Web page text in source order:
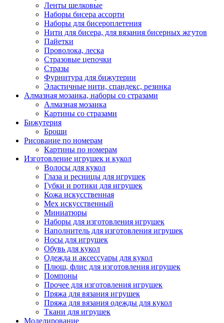
Ленты шелковые
Наборы бисера ассорти
Наборы для бисероплетения
Нити для бисера, для вязания бисерных жгутов
Пайетки
Проволока, леска
Стразовые цепочки
Стразы
Фурнитура для бижутерии
Эластичные нити, спандекс, резинка
Алмазная мозаика, наборы со стразами
Алмазная мозаика
Картины co стразами
Бижутерия
Броши
Рисование по номерам
Картины по номерам
Изготовление игрушек и кукол
Волосы для кукол
Глаза и ресницы для игрушек
Губки и ротики для игрушек
Кожа искусственная
Мех искусственный
Миниатюры
Наборы для изготовления игрушек
Наполнитель для изготовления игрушек
Носы для игрушек
Обувь для кукол
Одежда и аксессуары для кукол
Плюш, флис для изготовления игрушек
Помпоны
Прочее для изготовления игрушек
Пряжа для вязания игрушек
Пряжа для вязания одежды для кукол
Ткани для игрушек
Моделирование